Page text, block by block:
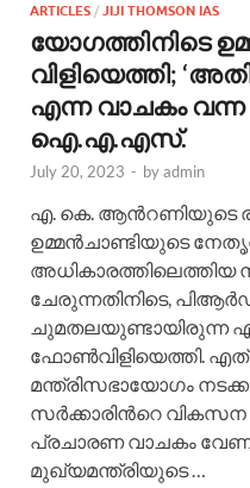
ARTICLES / JIJI THOMSON IAS
യോഗത്തിനിടെ
വിളിയെത്തി;
എന്ന വാചകം
ഐ.എ.എസ്.
July 20, 2023 - byadmin
എ. കെ. ആന്‍റണിയുടെ
ഉമ്മന്‍ചാണ്ടിയുടെ
അധികാരത്തിലെത്തിയ
ചേരുന്നതിനിടെ,
ചുമതലയുണ്ടായിരുന്ന
ഫോണ്‍വിളിയെത്തി.
മന്ത്രിസഭായോഗം
സര്‍ക്കാരിന്‍റെ വികസന
പ്രചാരണ വാചകം
മുഖ്യമന്ത്രിയുടെ …